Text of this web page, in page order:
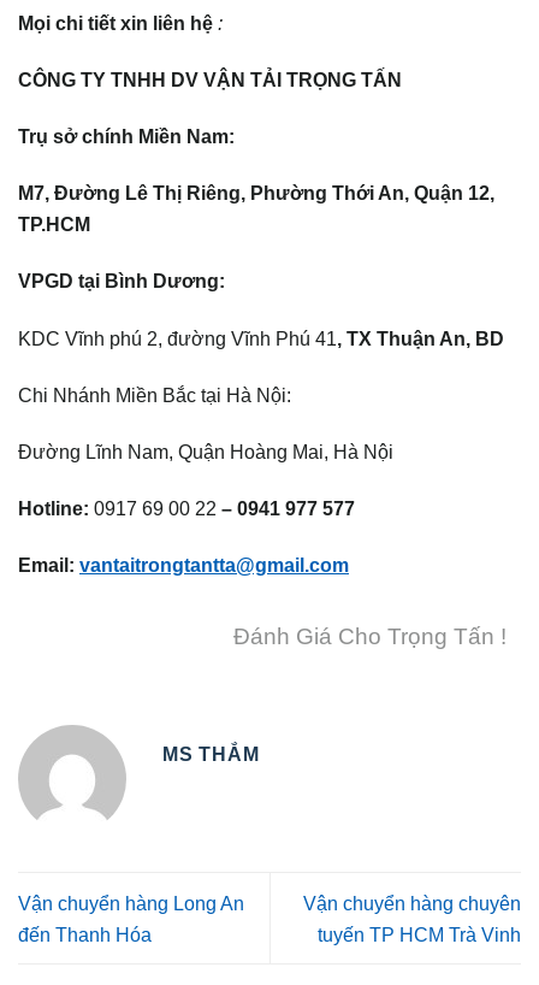
Mọi chi tiết xin liên hệ :
CÔNG TY TNHH DV VẬN TẢI TRỌNG TẤN
Trụ sở chính Miền Nam:
M7, Đường Lê Thị Riêng, Phường Thới An, Quận 12,
TP.HCM
VPGD tại Bình Dương:
KDC Vĩnh phú 2, đường Vĩnh Phú 41 , TX Thuận An, BD
Chi Nhánh Miền Bắc tại Hà Nội:
Đường Lĩnh Nam, Quận Hoàng Mai, Hà Nội
Hotline: 0917 69 00 22 – 0941 977 577
Email: vantaitrongtantta@gmail.com
Đánh Giá Cho Trọng Tấn !
MS THẮM
Vận chuyển hàng Long An
đến Thanh Hóa
Vận chuyển hàng chuyên
tuyến TP HCM Trà Vinh